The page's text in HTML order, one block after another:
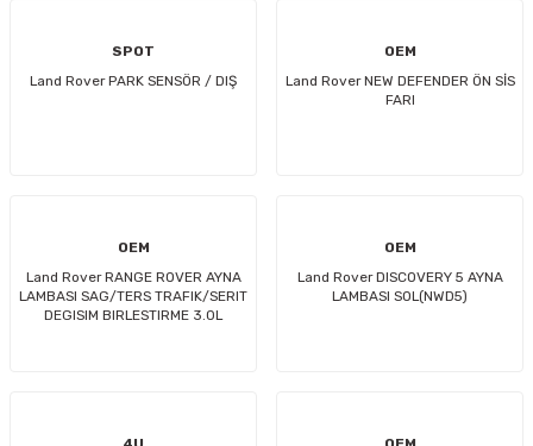
SPOT
Land Rover PARK SENSÖR / DIŞ
OEM
Land Rover NEW DEFENDER ÖN SİS
FARI
OEM
Land Rover RANGE ROVER AYNA
LAMBASI SAG/TERS TRAFIK/SERIT
DEGISIM BIRLESTIRME 3.0L
OEM
Land Rover DISCOVERY 5 AYNA
LAMBASI SOL(NWD5)